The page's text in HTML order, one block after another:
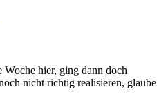
hier, ging dann doch
nicht richtig realisieren, glaube